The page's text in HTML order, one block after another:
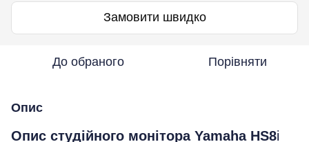
Замовити швидко
До обраного Порівняти
Опис
Опис студійного монітора Yamaha HS8i